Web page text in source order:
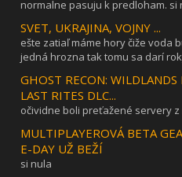
normalne pasuju k predloham. si
SVET, UKRAJINA, VOJNY ...
ešte zatiaľ máme hory čiže voda
jedná hrozna tak tomu sa darí
GHOST RECON: WILDLANDS
LAST RITES DLC...
očividne boli preťažené servery
MULTIPLAYEROVÁ BETA
E-DAY UŽ BEŽÍ
si nula